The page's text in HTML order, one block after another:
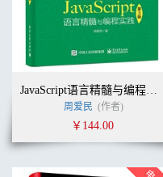
11.1.4 TopoJSON 237
11.2 中国地图 239
11.2.1 基于GeoJSON 239
11.2.2 基于TopoJSON 242
11.3.1 地理路径生成器 250
11.3.2 形状生成器 254
11.4 投影 259
12.1 提示框 268
12.1.1 饼状图的提示框 269
周爱民 (作者)
￥144.00